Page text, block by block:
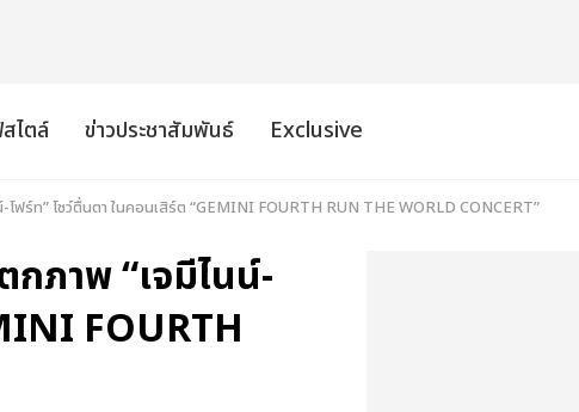
ไตล์ ข่าวประชาสัมพันธ์ Exclusive
โฟร์ท” โชว์ตื่นตา ในคอนเสิร์ต “GEMINI FOURTH RUN THE WORLD CONCERT”
กภาพ “เจมีไนน์-
FOURTH